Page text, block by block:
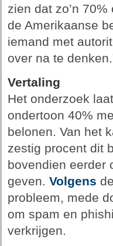
zien dat zo’n
de Amerikaanse
iemand met
over na te
Vertaling
Het onderzoek
ondertoon 40%
belonen. Van het
zestig procent dit
bovendien eerder
geven. Volgens
probleem, mede
om spam en
verkrijgen.